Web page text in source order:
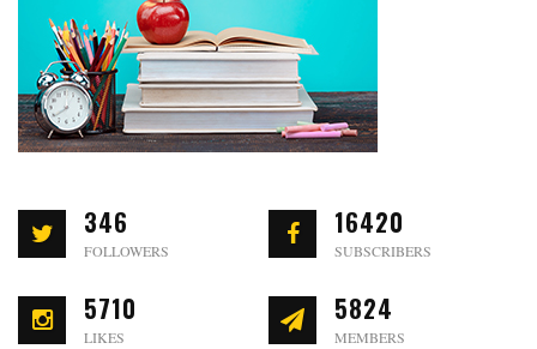
346
FOLLOWERS
16420
SUBSCRIBERS
5710
LIKES
5824
MEMBERS